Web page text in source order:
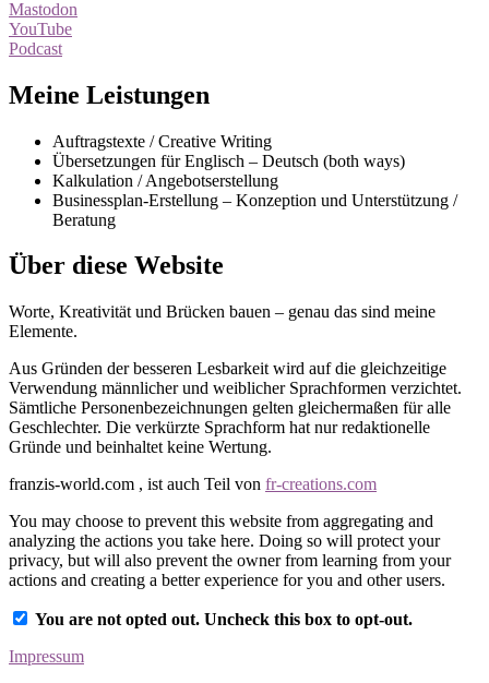
Mastodon
YouTube
Podcast
Meine Leistungen
Auftragstexte / Creative Writing
Übersetzungen für Englisch – Deutsch (both ways)
Kalkulation / Angebotserstellung
Businessplan-Erstellung – Konzeption und Unterstützung /
Beratung
Über diese Website
Worte, Kreativität und Brücken bauen – genau das sind meine
Elemente.
Aus Gründen der besseren Lesbarkeit wird auf die gleichzeitige
Verwendung männlicher und weiblicher Sprachformen verzichtet.
Sämtliche Personenbezeichnungen gelten gleichermaßen für alle
Geschlechter. Die verkürzte Sprachform hat nur redaktionelle
Gründe und beinhaltet keine Wertung.
franzis-world.com , ist auch Teil von fr-creations.com
You may choose to prevent this website from aggregating and
analyzing the actions you take here. Doing so will protect your
privacy, but will also prevent the owner from learning from your
actions and creating a better experience for you and other users.
You are not opted out. Uncheck this box to opt-out.
Impressum